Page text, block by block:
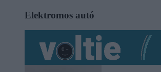
Elektromos autó